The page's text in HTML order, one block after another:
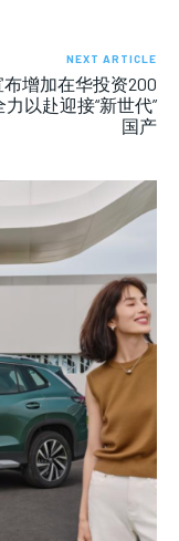
NEXT ARTICLE
增加在华投资200
以赴迎接“新世代”
国产